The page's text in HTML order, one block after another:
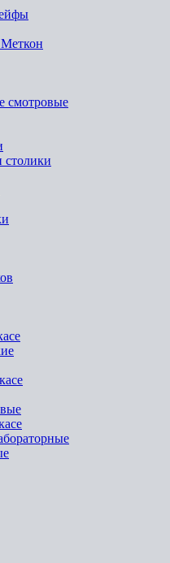
смотровые